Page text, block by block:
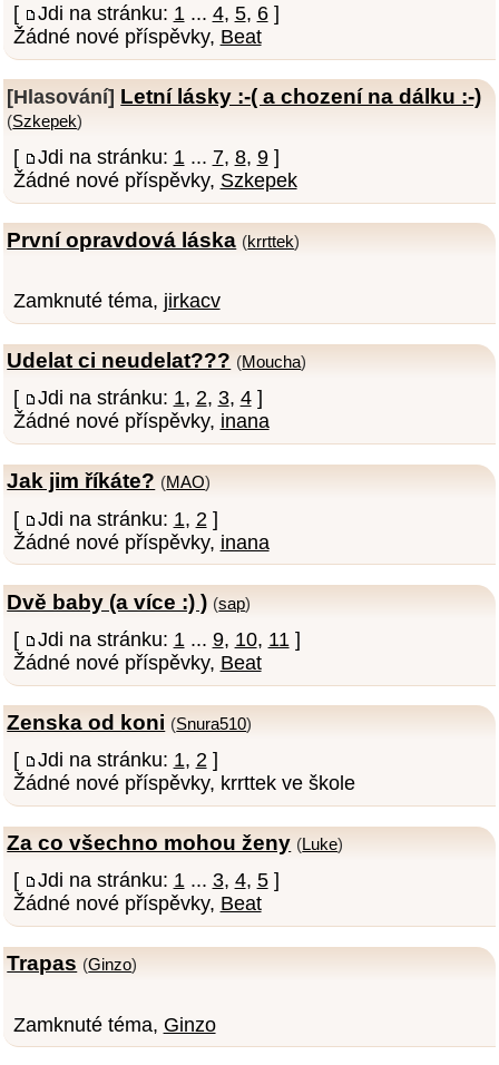
[ Jdi na stránku: 1 ... 4, 5, 6]
Žádné nové příspěvky, Beat
[Hlasování] Letní lásky :-( a chození na dálku :-)
(Szkepek)
[ Jdi na stránku: 1... 7, 8, 9]
Žádné nové příspěvky, Szkepek
První opravdová láska (krrttek)
Zamknuté téma, jirkacv
Udelat ci neudelat??? (Moucha)
[ Jdi na stránku: 1, 2, 3, 4]
Žádné nové příspěvky, inana
Jak jim říkáte? (MAO)
[ Jdi na stránku: 1, 2 ]
Žádné nové příspěvky, inana
Dvě baby (a více :) ) (sap)
[ Jdi na stránku: 1 ... 9, 10, 11 ]
Žádné nové příspěvky, Beat
Zenska od koni (Snura510)
[ Jdi na stránku: 1, 2]
Žádné nové příspěvky, krrttek ve škole
Za co všechno mohou ženy (Luke)
[ Jdi na stránku: 1... 3, 4, 5]
Žádné nové příspěvky, Beat
Trapas (Ginzo)
Zamknuté téma, Ginzo